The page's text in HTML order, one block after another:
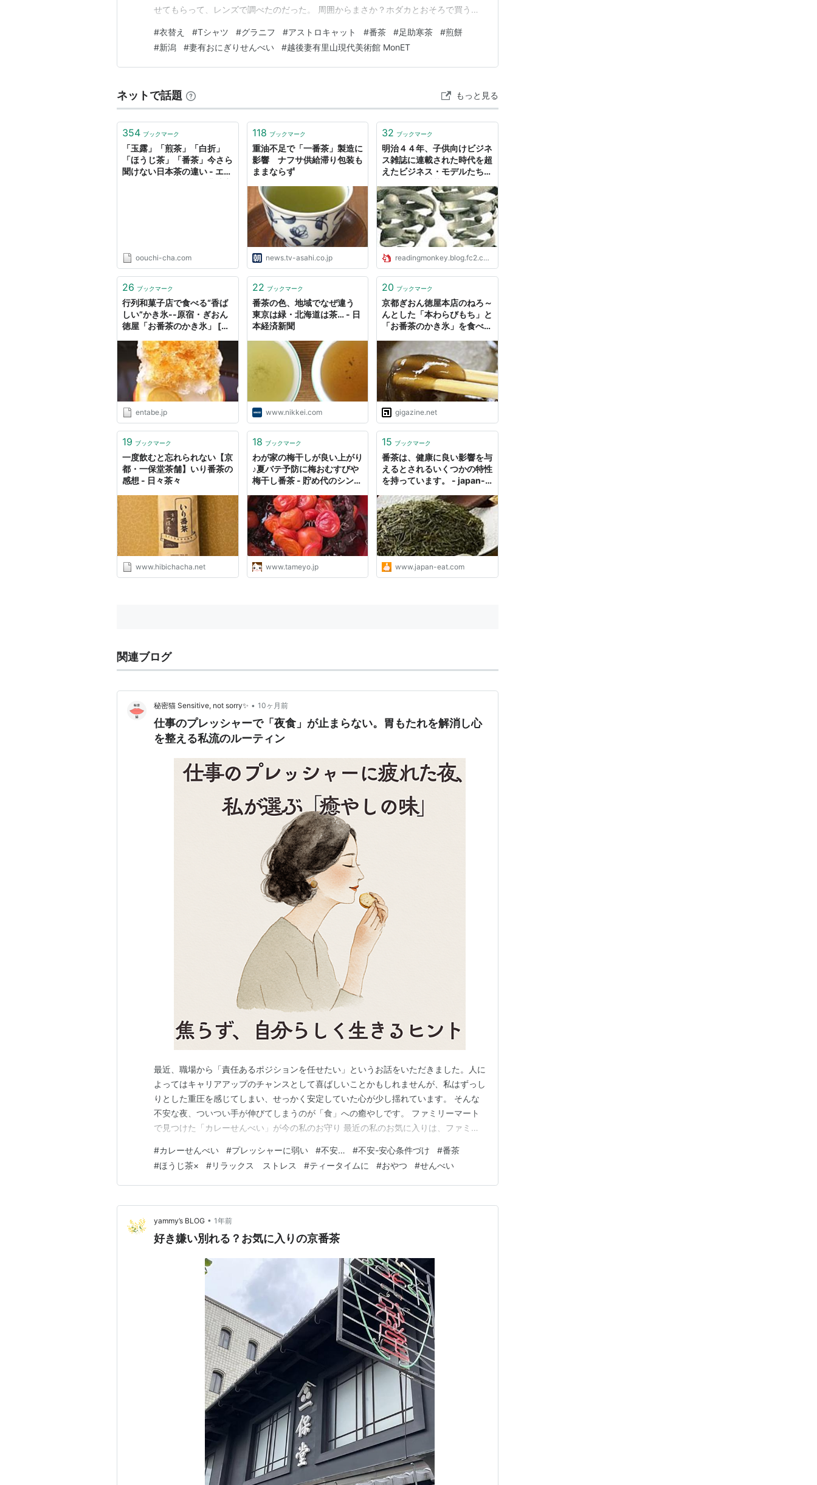
せてもらって、レンズで調べたのだった。 周囲からまさか？ホダカとおそろで買うつ
稽古にさえ着て行かなければいいのだ。ホダカくんにバレなければいいのだ。 うんざ
りの長い長い暑い暑い夏が始まるけど、Tシャツでちょ…
#衣替え #Tシャツ #グラニフ #アストロキャット #番茶 #足助寒茶 #煎餅
#新潟 #妻有おにぎりせんべい #越後妻有里山現代美術館 MonET
ネットで話題 もっと見る
354 ブックマーク
「玉露」「煎茶」「白折」
「ほうじ茶」「番茶」今さら
聞けない日本茶の違い - エコ
oouchi-cha.com
118 ブックマーク
重油不足で「一番茶」製造に
影響 ナフサ供給滞り包装も
ままならず
news.tv-asahi.co.jp
32 ブックマーク
明治４４年、子供向けビジネ
ス雑誌に連載された時代を超
えたビジネス・モデルたち／
readingmonkey.blog.fc2.com
26 ブックマーク
行列和菓子店で食べる“香ば
しい”かき氷--原宿・ぎおん
徳屋「お番茶のかき氷」 [え
entabe.jp
22 ブックマーク
番茶の色、地域でなぜ違う
東京は緑・北海道は茶… - 日
本経済新聞
www.nikkei.com
20 ブックマーク
京都ぎおん徳屋本店のねろ～
んとした「本わらびもち」と
「お番茶のかき氷」を食べて
gigazine.net
19 ブックマーク
一度飲むと忘れられない【京
都・一保堂茶舗】いり番茶の
感想 - 日々茶々
www.hibichacha.net
18 ブックマーク
わが家の梅干しが良い上がり
♪夏バテ予防に梅おむすびや
梅干し番茶 - 貯め代のシンプ
www.tameyo.jp
15 ブックマーク
番茶は、健康に良い影響を与
えるとされるいくつかの特性
を持っています。 - japan-
www.japan-eat.com
関連ブログ
秘密猫 Sensitive, not sorry✨ • 10ヶ月前
仕事のプレッシャーで「夜食」が止まらない。胃もたれを解消し心
を整える私流のルーティン
最近、職場から「責任あるポジションを任せたい」というお話をいただきました。人に
よってはキャリアアップのチャンスとして喜ばしいことかもしれませんが、私はずっし
りとした重圧を感じてしまい、せっかく安定していた心が少し揺れています。 そんな
不安な夜、ついつい手が伸びてしまうのが「食」への癒やしです。 ファミリーマート
で見つけた「カレーせんべい」が今の私のお守り 最近の私のお気に入りは、ファミリ
が、仕事のことを考えて強張った心を一瞬だけ解きほぐしてくれる気がして、ついつい
2袋まとめて購入してしまいます。 けれど、寝る前に一…
#カレーせんべい #プレッシャーに弱い #不安… #不安-安心条件づけ #番茶
#ほうじ茶× #リラックス ストレス #ティータイムに #おやつ #せんべい
yammy’s BLOG • 1年前
好き嫌い別れる？お気に入りの京番茶